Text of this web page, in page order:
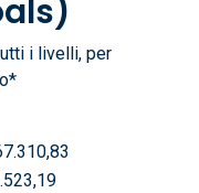
i livelli, per